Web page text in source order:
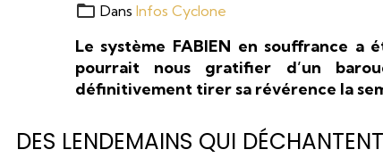
Dans Infos Cyclone
Le système FABIEN en souffrance
pourrait nous gratifier d’un
définitivement tirer sa révérence la
DES LENDEMAINS QUI